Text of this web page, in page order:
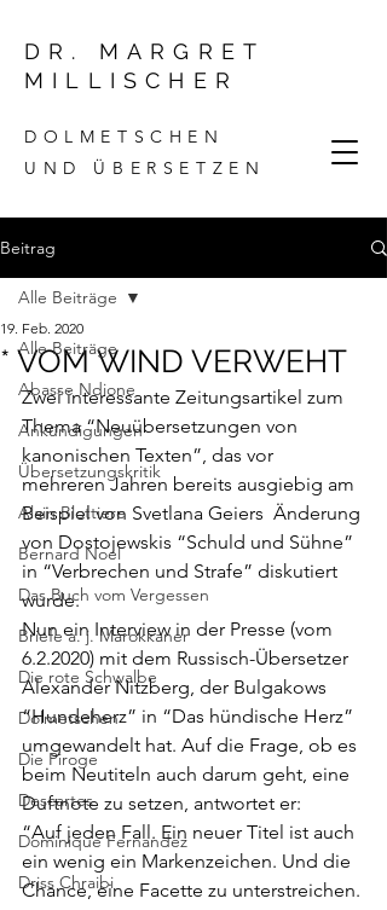
DR. MARGRET
MILLISCHER
DOLMETSCHEN
UND ÜBERSETZEN
Beitrag
Alle Beiträge
Abasse Ndione
Ankündigungen
Übersetzungskritik
Alain Blottiere
Bernard Noel
Das Buch vom Vergessen
Briefe a. j. Marokkaner
Die rote Schwalbe
Dolmetschen
Die Piroge
Descartes
Dominique Fernandez
Driss Chraibi
Alle Beiträge
* VOM WIND VERWEHT
19. Feb. 2020
Zwei interessante Zeitungsartikel zum
Thema “Neuübersetzungen von
kanonischen Texten”, das vor
mehreren Jahren bereits ausgiebig am
Beispiel von Svetlana Geiers  Änderung
von Dostojewskis “Schuld und Sühne”
in “Verbrechen und Strafe” diskutiert
wurde.
Nun ein Interview in der Presse (vom
6.2.2020) mit dem Russisch-Übersetzer
Alexander Nitzberg, der Bulgakows
“Hundeherz” in “Das hündische Herz”
umgewandelt hat. Auf die Frage, ob es
beim Neutiteln auch darum geht, eine
Duftnote zu setzen, antwortet er:
“Auf jeden Fall. Ein neuer Titel ist auch
ein wenig ein Markenzeichen. Und die
Chance, eine Facette zu unterstreichen.